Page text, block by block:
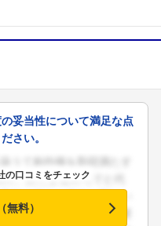
妥当性について満足な点
さい。
の口コミをチェック
無料）